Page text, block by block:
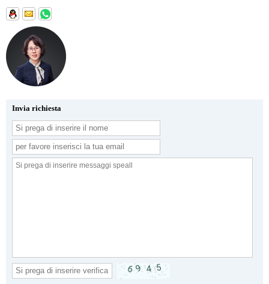
Invia richiesta